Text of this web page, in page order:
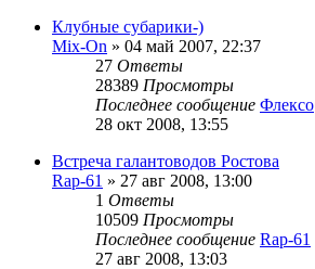
Клубные субарики-)
Mix-On » 04 май 2007, 22:37
27 Ответы
28389 Просмотры
Последнее сообщение Флексо
28 окт 2008, 13:55
Встреча галантоводов Ростова
Rap-61 » 27 авг 2008, 13:00
1 Ответы
10509 Просмотры
Последнее сообщение Rap-61
27 авг 2008, 13:03